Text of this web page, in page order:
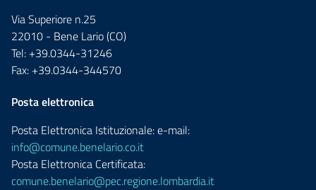
Via Superiore n.25
22010 - Bene Lario (CO)
Tel: +39.0344-31246
Fax: +39.0344-344570
Posta elettronica
Posta Elettronica Istituzionale: e-mail:
info@comune.benelario.co.it
Posta Elettronica Certificata:
comune.benelario@pec.regione.lombardia.it